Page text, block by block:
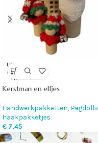
UITVE
RKOC
HT
Kerstman en elfjes
Handwerkpakketten, Pegdolls
haakpakketjes
€ 7,45